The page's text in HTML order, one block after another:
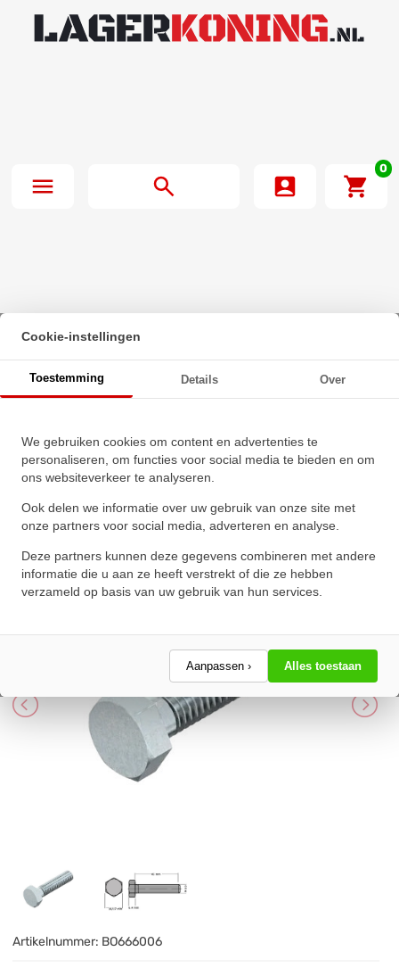
0
Beginpagina·
Zeskanttapbout Voldraad DIN 933 M10x45mm 10.9
Verzinkt
Cookie-instellingen
Toestemming Details Over
We gebruiken cookies om content en advertenties te
personaliseren, om functies voor social media te bieden en om
ons websiteverkeer te analyseren.
Ook delen we informatie over uw gebruik van onze site met
onze partners voor social media, adverteren en analyse.
Deze partners kunnen deze gegevens combineren met andere
informatie die u aan ze heeft verstrekt of die ze hebben
verzameld op basis van uw gebruik van hun services.
Aanpassen › Alles toestaan
Zeskanttapbout Voldraad DIN
933 M10x45mm 10.9 Verzinkt
★★★★★
★★★★★
Artikelnummer: BO666006